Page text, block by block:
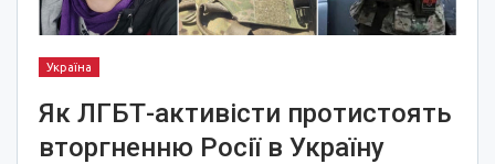
Україна
Як ЛГБТ-активісти протистоять
вторгненню Росії в Україну